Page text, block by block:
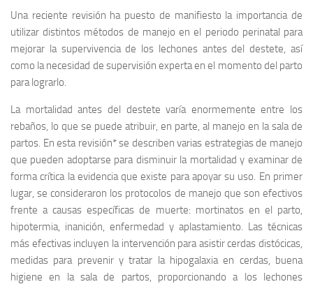
Una reciente revisión ha puesto de manifiesto la importancia de
utilizar distintos métodos de manejo en el periodo perinatal para
mejorar la supervivencia de los lechones antes del destete, así
como la necesidad de supervisión experta en el momento del parto
para lograrlo.
La mortalidad antes del destete varía enormemente entre los
rebaños, lo que se puede atribuir, en parte, al manejo en la sala de
partos. En esta revisión* se describen varias estrategias de manejo
que pueden adoptarse para disminuir la mortalidad y examinar de
forma crítica la evidencia que existe para apoyar su uso. En primer
lugar, se consideraron los protocolos de manejo que son efectivos
frente a causas específicas de muerte: mortinatos en el parto,
hipotermia, inanición, enfermedad y aplastamiento. Las técnicas
más efectivas incluyen la intervención para asistir cerdas distócicas,
medidas para prevenir y tratar la hipogalaxia en cerdas, buena
higiene en la sala de partos, proporcionando a los lechones